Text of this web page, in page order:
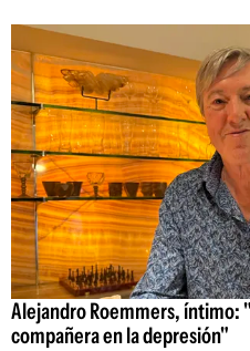
Alejandro Roemmers, íntimo:
compañera en la depresión"